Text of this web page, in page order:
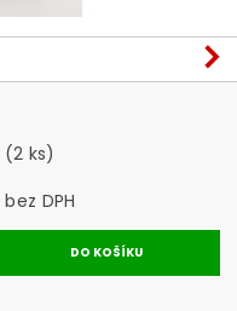
(2 ks)
202,48 Kč bez DPH